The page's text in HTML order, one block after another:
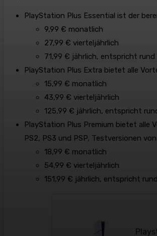
PlayStation Plus Essential ist der
​9,99 € monatlich
27,99 € vierteljährlich
71,99 € jährlich, entspricht
PlayStation Plus Extra bietet alle
15,99 € monatlich
43,99 € vierteljährlich
125,99 € jährlich, entspricht
PlayStation Plus Premium bietet alle
PS2, PS3 und PSP, Testversionen
18,99 € monatlich
54,99 € vierteljährlich
151,99 € jährlich, entspricht